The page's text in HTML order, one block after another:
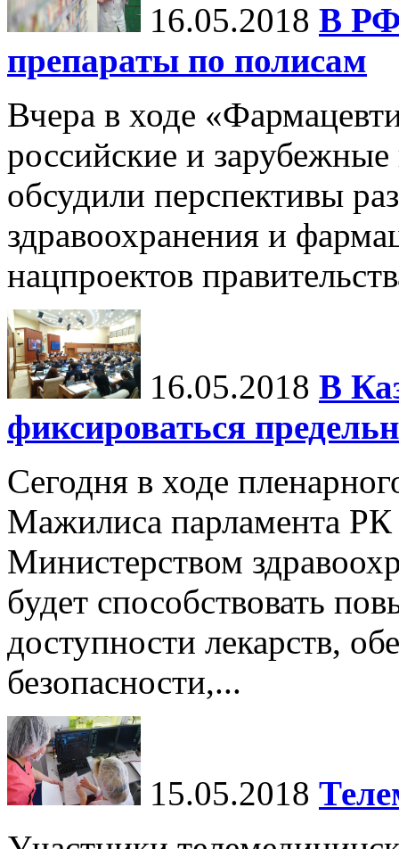
16.05.2018 В
препараты по полисам
Вчера в ходе
российские и зарубежные
обсудили перспективы
здравоохранения и
нацпроектов
16.05.2018 В
фиксироваться
Сегодня в ходе
Мажилиса парламента РК
Министерством
будет способствовать
доступности лекарств,
безопасности,...
15.05.2018